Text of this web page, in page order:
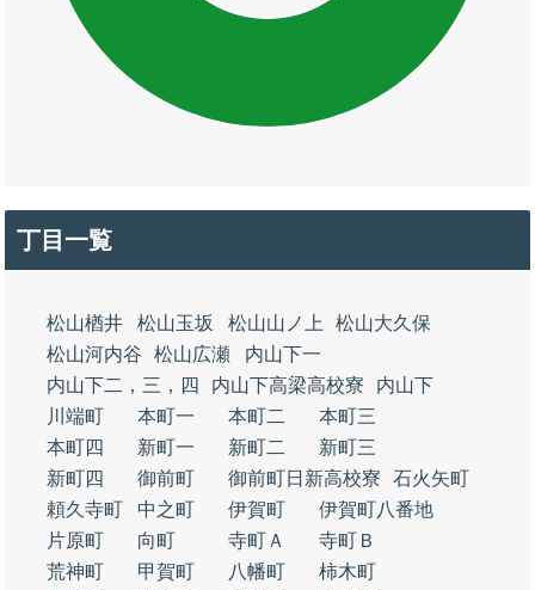
丁目一覧
松山楢井 松山玉坂 松山山ノ上
松山大久保
松山河内谷
松山広瀬
内山下一
内山下二，三，四
内山下高梁高校寮
内山下
川端町
本町一 本町二
本町三
本町四
新町一 新町二
新町三
新町四
御前町 御前町日新高校寮
石火矢町
頼久寺町
中之町 伊賀町
伊賀町八番地
片原町
向町 寺町Ａ
寺町Ｂ
荒神町
甲賀町 八幡町
柿木町